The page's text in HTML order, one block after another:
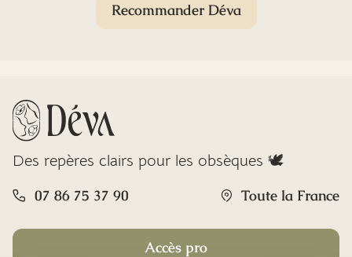
Recommander Déva
Des repères clairs pour les obsèques 🕊️
07 86 75 37 90 Toute la France
Accès pro